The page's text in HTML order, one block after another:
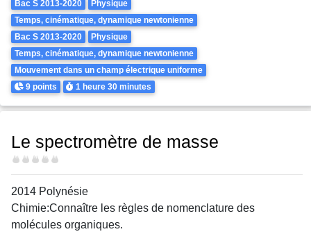
Bac S 2013-2020
Physique
Temps, cinématique, dynamique newtonienne
Bac S 2013-2020
Physique
Temps, cinématique, dynamique newtonienne
Mouvement dans un champ électrique uniforme
Points
9 points Durée
1 heure30 minutes
Le spectromètre de masse
Difficulté
2014 Polynésie
Chimie:Connaître les règles de nomenclature des
molécules organiques.